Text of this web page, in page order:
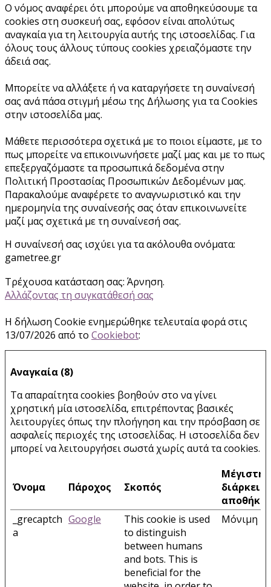
Ο νόμος αναφέρει ότι μπορούμε να αποθηκεύσουμε τα
cookies στη συσκευή σας, εφόσον είναι απολύτως
αναγκαία για τη λειτουργία αυτής της ιστοσελίδας. Για
όλους τους άλλους τύπους cookies χρειαζόμαστε την
άδειά σας.
Μπορείτε να αλλάξετε ή να καταργήσετε τη συναίνεσή
σας ανά πάσα στιγμή μέσω της Δήλωσης για τα Cookies
στην ιστοσελίδα μας.
Μάθετε περισσότερα σχετικά με το ποιοι είμαστε, με το
πως μπορείτε να επικοινωνήσετε μαζί μας και με το πως
επεξεργαζόμαστε τα προσωπικά δεδομένα στην
Πολιτική Προστασίας Προσωπικών Δεδομένων μας.
Παρακαλούμε αναφέρετε το αναγνωριστικό και την
ημερομηνία της συναίνεσής σας όταν επικοινωνείτε
μαζί μας σχετικά με τη συναίνεσή σας.
Η συναίνεσή σας ισχύει για τα ακόλουθα ονόματα:
gametree.gr
Τρέχουσα κατάσταση σας: Άρνηση.
Αλλάζοντας τη συγκατάθεσή σας
Η δήλωση Cookie ενημερώθηκε τελευταία φορά στις
13/07/2026 από το Cookiebot:
Αναγκαία (8)
Τα απαραίτητα cookies βοηθούν στο να γίνει
χρηστική μία ιστοσελίδα, επιτρέποντας βασικές
λειτουργίες όπως την πλοήγηση και την πρόσβαση σε
ασφαλείς περιοχές της ιστοσελίδας. Η ιστοσελίδα δεν
μπορεί να λειτουργήσει σωστά χωρίς αυτά τα cookies.
Όνομα Πάροχος Σκοπός
Μέγιστη
διάρκεια
_grecaptch
a
Google
This cookie is used
to distinguish
between humans
and bots. This is
beneficial for the
Μόνιμη